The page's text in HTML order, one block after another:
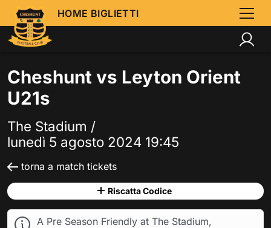
HOME BIGLIETTI
Cheshunt vs Leyton Orient
U21s
The Stadium /
lunedì 5 agosto 2024 19:45
torna a match tickets
Riscatta Codice
A Pre Season Friendly at The Stadium,